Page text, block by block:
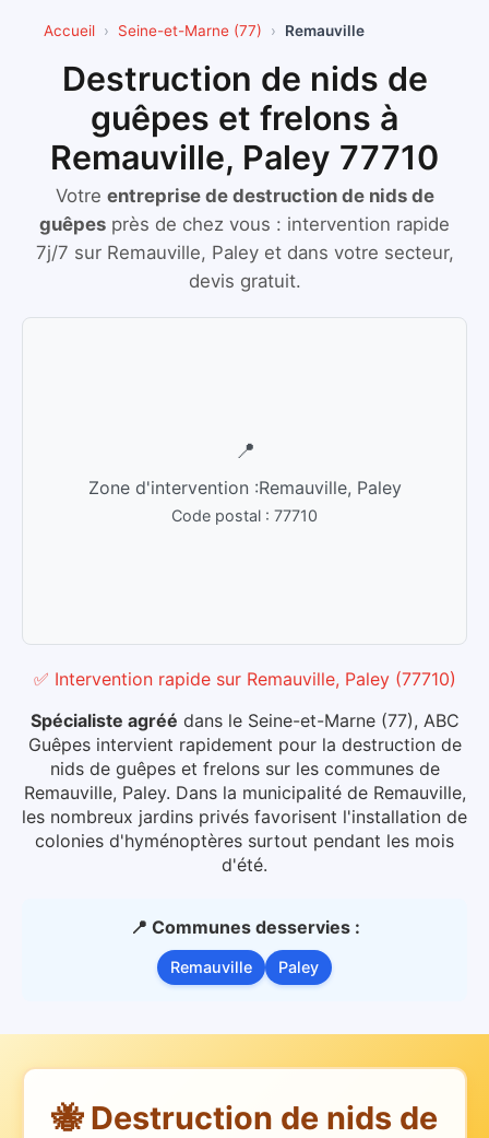
Accueil Seine-et-Marne (77) Remauville
Destruction de nids de
guêpes et frelons à
Remauville, Paley 77710
Votre entreprise de destruction de nids de
guêpes près de chez vous : intervention rapide
7j/7 sur Remauville, Paleyet dans votre secteur,
devis gratuit.
📍
Zone d'intervention :Remauville, Paley
Code postal : 77710
✅ Intervention rapide sur Remauville, Paley (77710)
Spécialiste agréé dans le Seine-et-Marne (77), ABC
Guêpes intervient rapidement pour la destruction de
nids de guêpes et frelons sur les communes de
Remauville, Paley. Dans la municipalité de Remauville,
les nombreux jardins privés favorisent l'installation de
colonies d'hyménoptères surtout pendant les mois
d'été.
📍 Communes desservies :
Remauville Paley
🐝 Destruction de nids de